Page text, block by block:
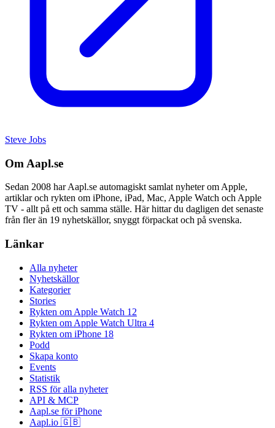
Steve Jobs
Om Aapl.se
Sedan 2008 har Aapl.se automagiskt samlat nyheter om Apple,
artiklar och rykten om iPhone, iPad, Mac, Apple Watch och Apple
TV - allt på ett och samma ställe. Här hittar du dagligen det senaste
från fler än 19 nyhetskällor, snyggt förpackat och på svenska.
Länkar
Alla nyheter
Nyhetskällor
Kategorier
Stories
Rykten om Apple Watch 12
Rykten om Apple Watch Ultra 4
Rykten om iPhone 18
Podd
Skapa konto
Events
Statistik
RSS för alla nyheter
API & MCP
Aapl.se för iPhone
Aapl.io 🇬🇧